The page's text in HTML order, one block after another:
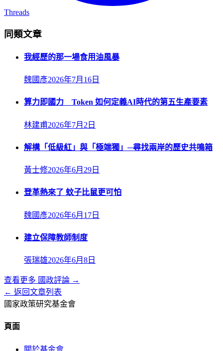
Threads
同類文章
我經歷的那一場食用油風暴
魏國彥2026年7月16日
算力即國力 Token 如何定義AI時代的第五生產要素
林建甫2026年7月2日
解構「低級紅」與「極端獨」─尋找兩岸的歷史共鳴箱
黃士修2026年6月29日
登革熱來了 蚊子比鼠更可怕
魏國彥2026年6月17日
建立保障教師制度
張瑞雄2026年6月8日
查看更多 國政評論 →
← 返回文章列表
國家政策研究基金會
頁面
關於基金會